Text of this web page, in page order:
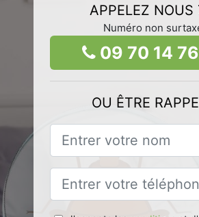
APPELEZ NOUS
Numéro non
09 70 14
OU ÊTRE